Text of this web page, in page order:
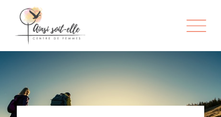
ATELIERS & ACTIVITÉS